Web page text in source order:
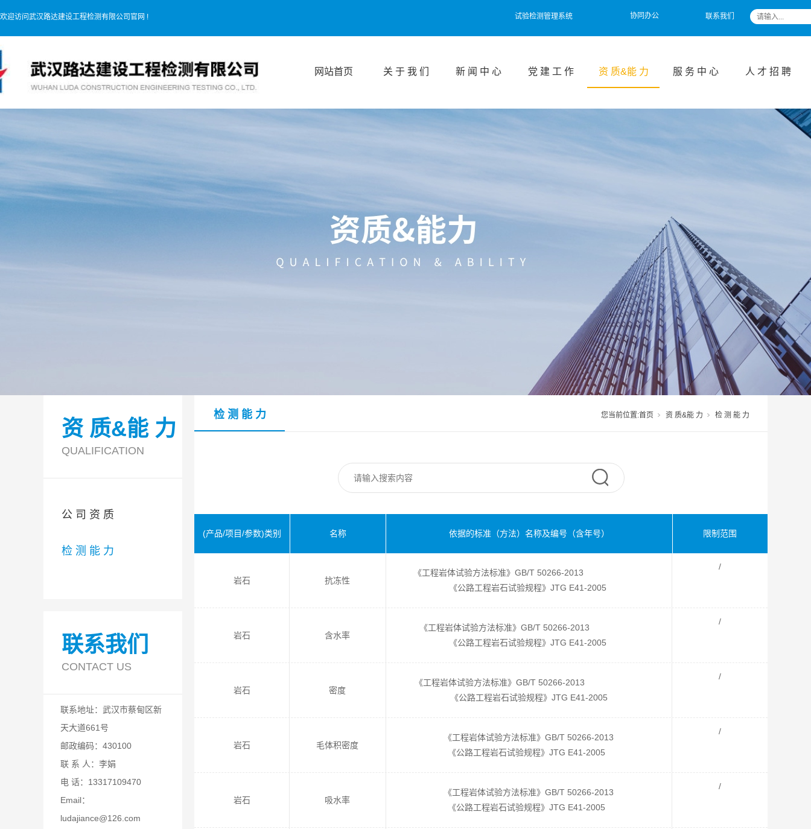
欢迎访问武汉路达建设工程检测有限公司官网 ! 协同办公 联系我们
试验检测管理系统
网站首页 关 于 我 们 新 闻 中 心 党 建 工 作 资 质&能 力 服 务 中 心 人 才 招 聘
资 质&能 力
QUALIFICATION
公 司 资 质
检 测 能 力
联系我们
CONTACT US
联系地址：武汉市蔡甸区新
天大道661号
邮政编码：430100
联 系 人：李娟
电 话：13317109470
Email：
ludajiance@126.com
检 测 能 力 您当前位置:首页 资 质&能 力 检 测 能 力
(产品/项目/参数)类别 名称 依据的标准（方法）名称及编号（含年号） 限制范围
岩石 抗冻性
《工程岩体试验方法标准》GB/T 50266-2013
《公路工程岩石试验规程》JTG E41-2005
/
岩石 含水率
《工程岩体试验方法标准》GB/T 50266-2013
《公路工程岩石试验规程》JTG E41-2005
/
岩石 密度
《工程岩体试验方法标准》GB/T 50266-2013
《公路工程岩石试验规程》JTG E41-2005
/
岩石 毛体积密度
《工程岩体试验方法标准》GB/T 50266-2013
《公路工程岩石试验规程》JTG E41-2005
/
岩石 吸水率
《工程岩体试验方法标准》GB/T 50266-2013
《公路工程岩石试验规程》JTG E41-2005
/